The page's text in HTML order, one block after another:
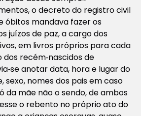
o decreto do registro civil
óbitos mandava fazer os
juízos de paz, a cargo dos
em livros próprios para cada
dos recém‐nascidos de
anotar data, hora e lugar do
sexo, nomes dos pais em caso
da mãe não o sendo, de ambos
o rebento no próprio ato do